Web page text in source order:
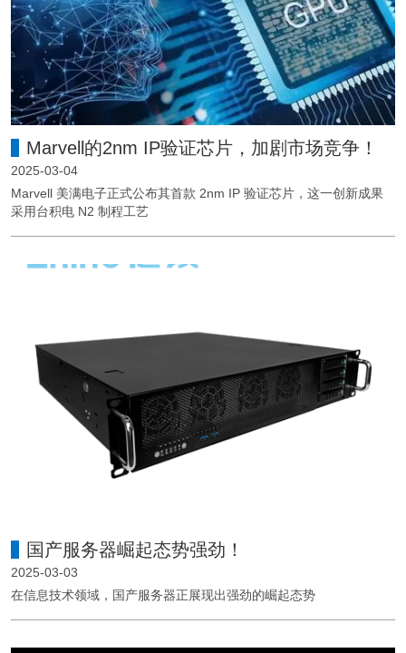
Marvell的2nm IP验证芯片，加剧市场竞争！
2025-03-04
Marvell 美满电子正式公布其首款 2nm IP 验证芯片，这一创新成果
采用台积电 N2 制程工艺
国产服务器崛起态势强劲！
2025-03-03
在信息技术领域，国产服务器正展现出强劲的崛起态势